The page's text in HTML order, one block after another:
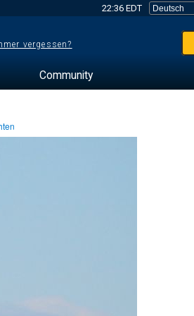
22:36 EDT
vergessen?
Community